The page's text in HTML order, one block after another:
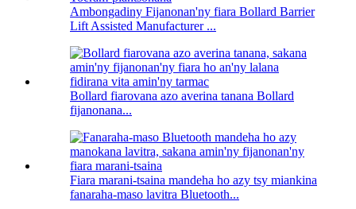
Ambongadiny Fijanonan'ny fiara Bollard Barrier
Lift Assisted Manufacturer ...
Bollard fiarovana azo averina tanana Bollard
fijanonana...
Fiara marani-tsaina mandeha ho azy tsy miankina
fanaraha-maso lavitra Bluetooth...